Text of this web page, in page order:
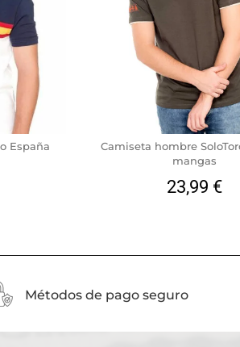
España
Camiseta hombre
mangas
23,99 €
Métodos de pago seguro